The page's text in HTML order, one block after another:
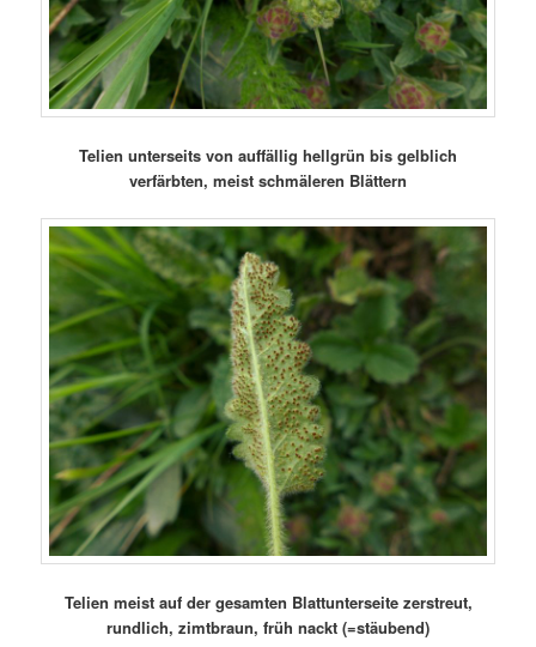
Telien unterseits von auffällig hellgrün bis gelblich
verfärbten, meist schmäleren Blättern
Telien meist auf der gesamten Blattunterseite zerstreut,
rundlich, zimtbraun, früh nackt (=stäubend)